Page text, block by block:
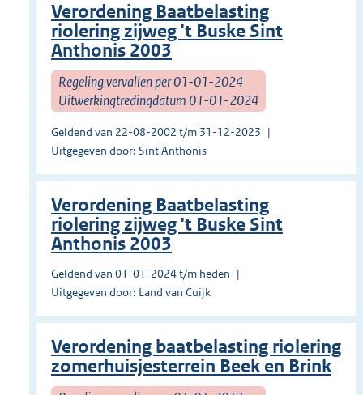
Verordening Baatbelasting
riolering zijweg 't Buske Sint
Anthonis 2003
Regeling vervallen per 01-01-2024
Uitwerkingtredingdatum 01-01-2024
Geldend van 22-08-2002 t/m 31-12-2023
Uitgegeven door: Sint Anthonis
Verordening Baatbelasting
riolering zijweg 't Buske Sint
Anthonis 2003
Geldend van 01-01-2024 t/m heden
Uitgegeven door: Land van Cuijk
Verordening baatbelasting riolering
zomerhuisjesterrein Beek en Brink